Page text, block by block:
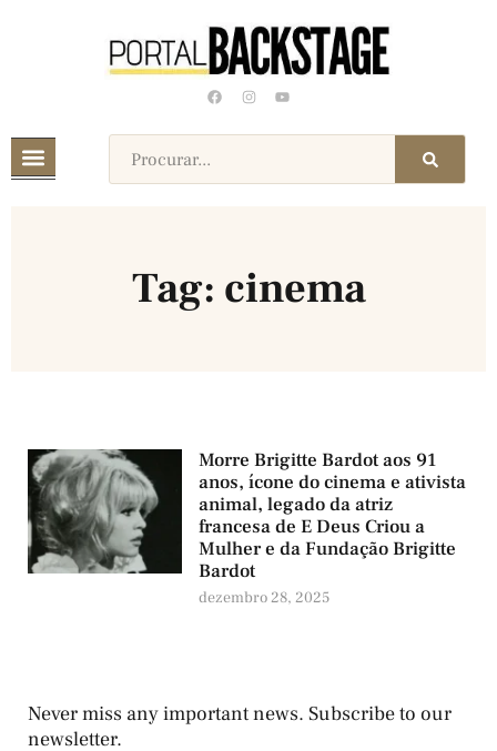
Tag: cinema
Morre Brigitte Bardot aos 91
anos, ícone do cinema e ativista
animal, legado da atriz
francesa de E Deus Criou a
Mulher e da Fundação Brigitte
Bardot
dezembro 28, 2025
Never miss any important news. Subscribe to our
newsletter.